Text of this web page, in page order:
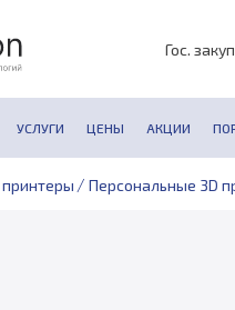
Гос.
УСЛУГИ ЦЕНЫ АКЦИИ
принтеры / Персональные 3D